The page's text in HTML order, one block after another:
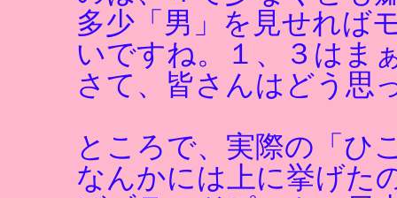
多少「男」を見せれば
いですね。１、３はま
さて、皆さんはどう思
ところで、実際の「ひ
なんかには上に挙げた